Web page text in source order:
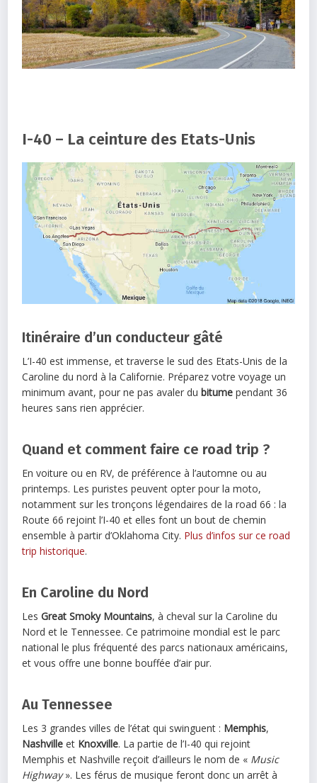
I-40 – La ceinture des Etats-Unis
Itinéraire d’un conducteur gâté
L’I-40 est immense, et traverse le sud des Etats-Unis de la
Caroline du nord à la Californie. Préparez votre voyage un
minimum avant, pour ne pas avaler dubitume pendant 36
heures sans rien apprécier.
Quand et comment faire ce road trip ?
En voiture ou en RV, de préférence à l’automne ou au
printemps. Les puristes peuvent opter pour la moto,
notamment sur les tronçons légendaires de la road 66 : la
Route 66 rejoint l’I-40 et elles font un bout de chemin
ensemble à partir d’Oklahoma City. Plus d’infos sur ce road
trip historique.
En Caroline du Nord
LesGreat Smoky Mountains, à cheval sur la Caroline du
Nord et le Tennessee. Ce patrimoine mondial est le parc
national le plus fréquenté des parcs nationaux américains,
et vous offre une bonne bouffée d’air pur.
Au Tennessee
Les 3 grandes villes de l’état qui swinguent : Memphis,
Nashville et Knoxville. La partie de l’I-40 qui rejoint
Memphis et Nashville reçoit d’ailleurs le nom de « Music
Highway». Les férus de musique feront donc un arrêt à